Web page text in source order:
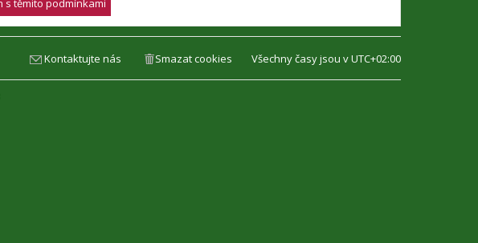
Všechny časy jsou vUTC+02:00
Smazat cookies
Kontaktujte nás